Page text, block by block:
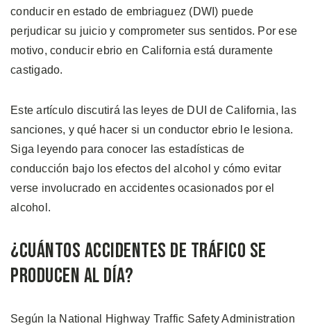
conducir en estado de embriaguez (DWI) puede
perjudicar su juicio y comprometer sus sentidos. Por ese
motivo, conducir ebrio en California está duramente
castigado.
Este artículo discutirá las leyes de DUI de California, las
sanciones, y qué hacer si un conductor ebrio le lesiona.
Siga leyendo para conocer las estadísticas de
conducción bajo los efectos del alcohol y cómo evitar
verse involucrado en accidentes ocasionados por el
alcohol.
¿Cuántos Accidentes de Tráfico se
Producen al Día?
Según la National Highway Traffic Safety Administration